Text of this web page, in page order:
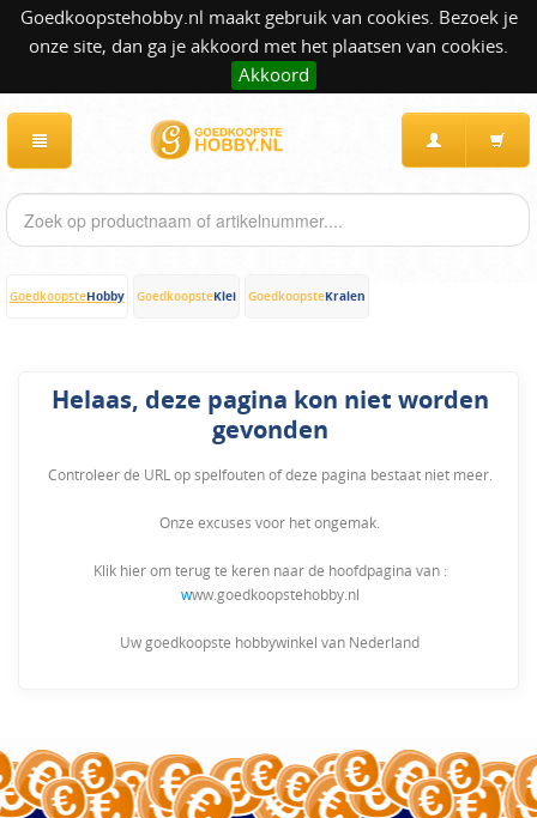
Goedkoopstehobby.nl maakt gebruik van cookies. Bezoek je
onze site, dan ga je akkoord met het plaatsen van cookies.
Akkoord
GoedkoopsteHobby GoedkoopsteKlei GoedkoopsteKralen
Helaas, deze pagina kon niet worden
gevonden
Controleer de URL op spelfouten of deze pagina bestaat niet meer.
Onze excuses voor het ongemak.
Klik hier om terug te keren naar de hoofdpagina van :
www.goedkoopstehobby.nl
Uw goedkoopste hobbywinkel van Nederland